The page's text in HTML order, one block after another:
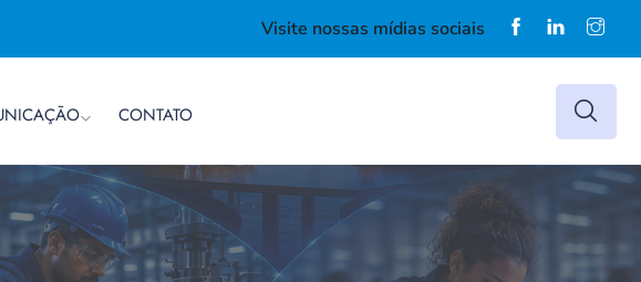
Visite nossas mídias sociais
CONTATO